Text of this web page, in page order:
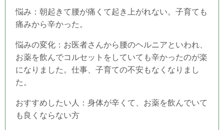
悩み：朝起きて腰が痛くて起き上がれない。子育ても
痛みから辛かった。
悩みの変化：お医者さんから腰のヘルニアといわれ、
お薬を飲んでコルセットをしていても辛かったのが楽
になりました。仕事、子育ての不安もなくなりまし
た。
おすすめしたい人：身体が辛くて、お薬を飲んでいて
も良くならない方